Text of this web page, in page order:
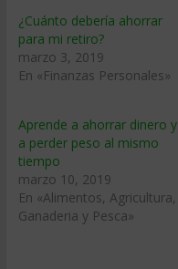
¿Cuánto debería ahorrar
para mi retiro?
marzo 3, 2019
En «Finanzas Personales»
Aprende a ahorrar dinero y
a perder peso al mismo
tiempo
marzo 10, 2019
En «Alimentos, Agricultura,
Ganaderia y Pesca»